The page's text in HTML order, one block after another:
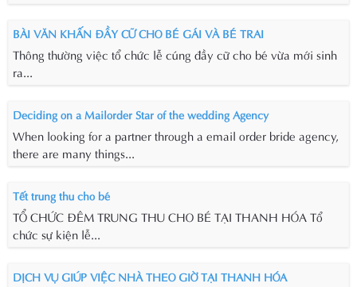
BÀI VĂN KHẤN ĐẦY CỮ CHO BÉ GÁI VÀ BÉ TRAI
Thông thường việc tổ chức lễ cúng đầy cữ cho bé vừa mới sinh
ra...
Deciding on a Mailorder Star of the wedding Agency
When looking for a partner through a email order bride agency,
there are many things...
Tết trung thu cho bé
TỔ CHỨC ĐÊM TRUNG THU CHO BÉ TẠI THANH HÓA Tổ
chức sự kiện lễ...
DỊCH VỤ GIÚP VIỆC NHÀ THEO GIỜ TẠI THANH HÓA